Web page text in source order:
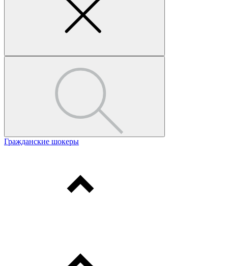
Гражданские шокеры